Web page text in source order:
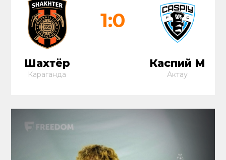
Шахтёр
Караганда
1:0
Каспий М
Актау